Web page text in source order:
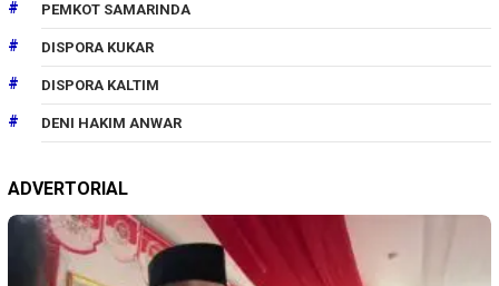
PEMKOT SAMARINDA
DISPORA KUKAR
DISPORA KALTIM
DENI HAKIM ANWAR
ADVERTORIAL